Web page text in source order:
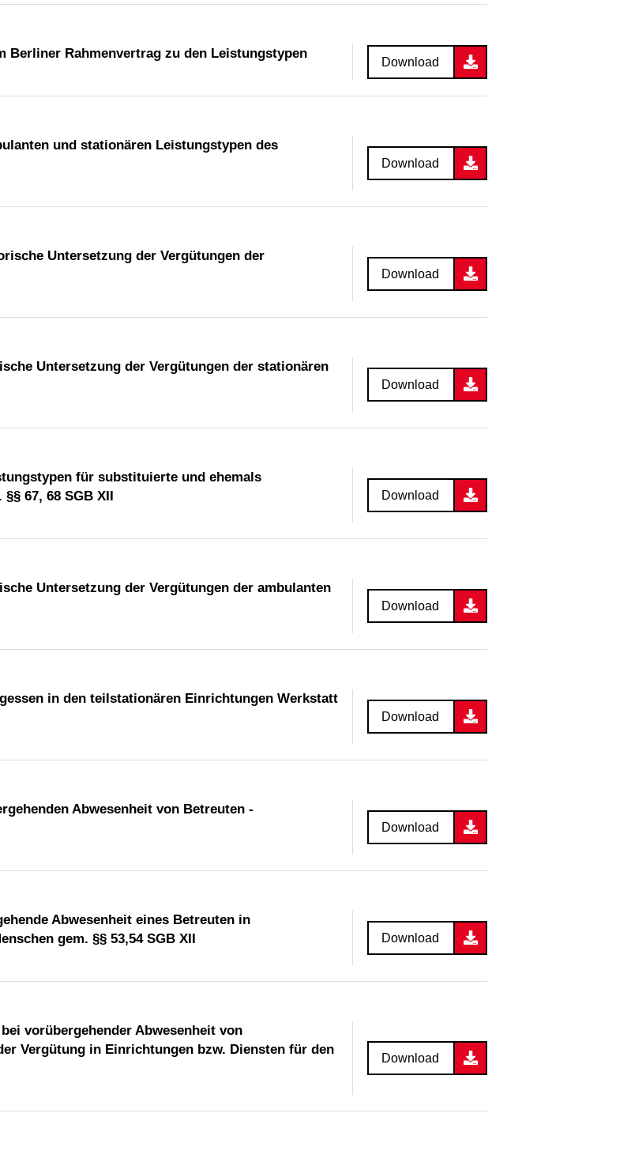
Berliner Rahmenvertrag zu den Leistungstypen
Download
und stationären Leistungstypen des
Download
Untersetzung der Vergütungen der
Download
Untersetzung der Vergütungen der stationären
Download
für substituierte und ehemals
67, 68 SGB XII
Download
Untersetzung der Vergütungen der ambulanten
Download
in den teilstationären Einrichtungen Werkstatt
Download
Abwesenheit von Betreuten -
Download
Abwesenheit eines Betreuten in
gem. §§ 53,54 SGB XII
Download
vorübergehender Abwesenheit von
Vergütung in Einrichtungen bzw. Diensten für den
Download